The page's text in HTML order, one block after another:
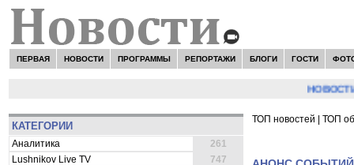
ПЕРВАЯ НОВОСТИ ПРОГРАММЫ РЕПОРТАЖИ БЛОГИ ГОСТИ
НОВОСТИ:
КАТЕГОРИИ
Аналитика
261
Lushnikov Live TV
747
ТОП новостей ТОП